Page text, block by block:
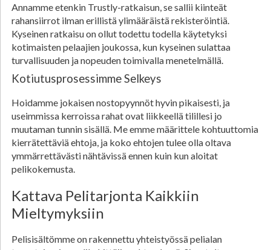
Annamme etenkin Trustly-ratkaisun, se sallii kiinteät
rahansiirrot ilman erillistä ylimääräistä rekisteröintiä.
Kyseinen ratkaisu on ollut todettu todella käytetyksi
kotimaisten pelaajien joukossa, kun kyseinen sulattaa
turvallisuuden ja nopeuden toimivalla menetelmällä.
Kotiutusprosessimme Selkeys
Hoidamme jokaisen nostopyynnöt hyvin pikaisesti, ja
useimmissa kerroissa rahat ovat liikkeellä tilillesi jo
muutaman tunnin sisällä. Me emme määrittele kohtuuttomia
kierrätettäviä ehtoja, ja koko ehtojen tulee olla oltava
ymmärrettävästi nähtävissä ennen kuin kun aloitat
pelikokemusta.
Kattava Pelitarjonta Kaikkiin
Mieltymyksiin
Pelisisältömme on rakennettu yhteistyössä pelialan